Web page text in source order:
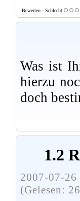
Bewerten - Schlecht
Was ist
hierzu
doch
1.2
2007-07-
(Gelesen: